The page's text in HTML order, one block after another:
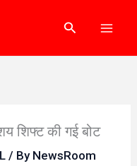
Search
शिफ्ट की गई बोट
/ By NewsRoom